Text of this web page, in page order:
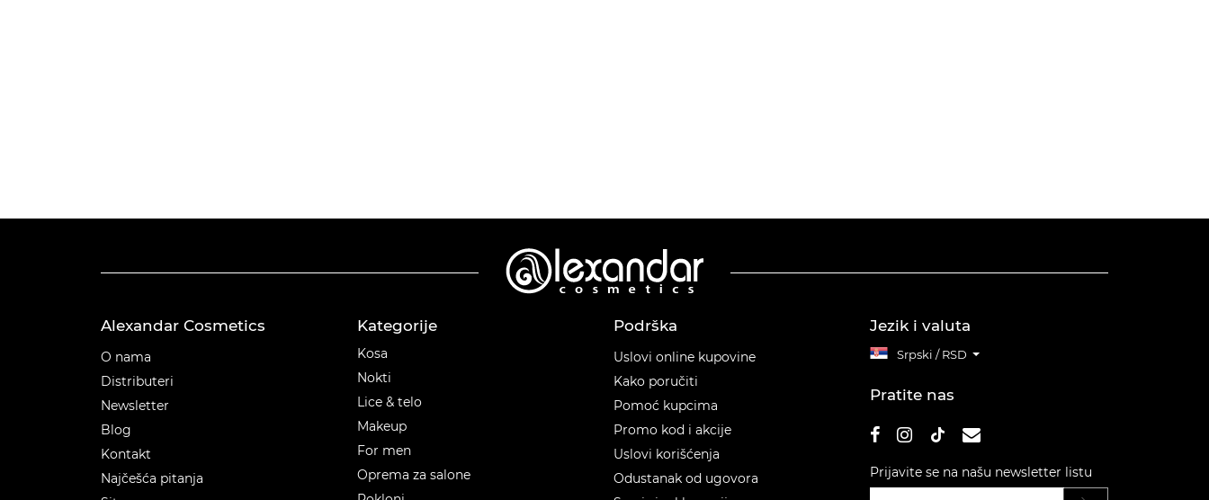
Alexandar Cosmetics
O nama
Distributeri
Newsletter
Blog
Kontakt
Najčešća pitanja
Kategorije
Kosa
Nokti
Lice & telo
Makeup
For men
Oprema za salone
Podrška
Uslovi online kupovine
Kako poručiti
Pomoć kupcima
Promo kod i akcije
Uslovi korišćenja
Odustanak od ugovora
Jezik i valuta
Srpski / RSD
Pratite nas
Prijavite se na našu newsletter listu